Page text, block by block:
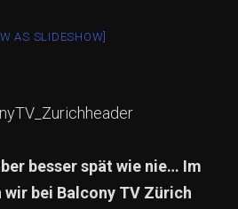
AS SLIDESHOW]
besser spät wie nie… Im
bei Balcony TV Zürich